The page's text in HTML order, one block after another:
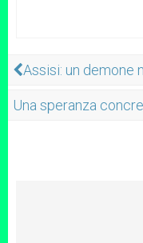
Assisi: un demone
Una speranza